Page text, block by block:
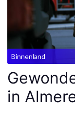
Binnenland
in